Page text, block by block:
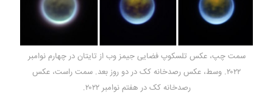
سمت چپ، عکس تلسکوپ فضایی جیمز وب از تایتان در چهارم نوامبر
۲۰۲۲. وسط، عکس رصدخانه کک در دو روز بعد. سمت راست، عکس
رصدخانه کک در هفتم نوامبر ۲۰۲۲.